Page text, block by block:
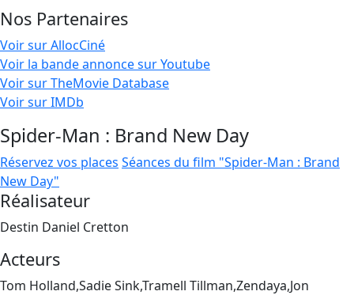
Nos Partenaires
Voir sur AllocCiné
Voir la bande annonce sur Youtube
Voir sur TheMovie Database
Voir sur IMDb
Spider-Man : Brand New Day
Réservez vos places Séances du film "Spider-Man : Brand
New Day"
Réalisateur
Destin Daniel Cretton
Acteurs
Tom Holland,Sadie Sink,Tramell Tillman,Zendaya,Jon